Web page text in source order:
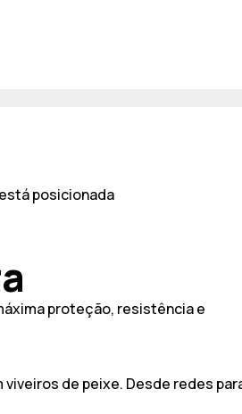
proteção, resistência e
de peixe. Desde redes